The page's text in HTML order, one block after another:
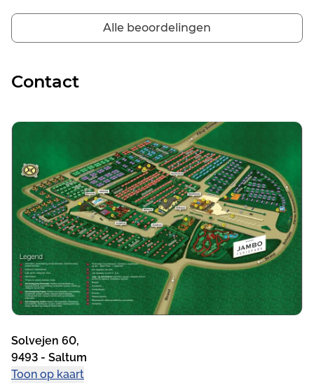
Alle beoordelingen
Contact
Solvejen 60,
9493 - Saltum
Toon op kaart